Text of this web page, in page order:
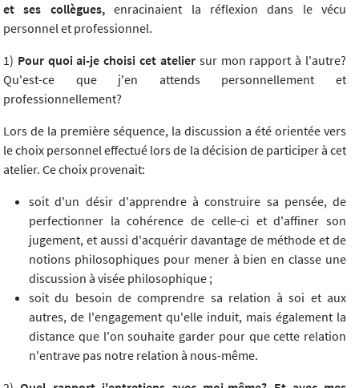
et ses collègues,enracinaient la réflexion dans le vécu
personnel et professionnel.
1) Pour quoi ai-je choisi cet atelier sur mon rapport à l'autre?
Qu'est-ce que j'en attends personnellement et
professionnellement?
Lors de la première séquence, la discussion a été orientée vers
le choix personnel effectué lors de la décision de participer à cet
atelier. Ce choix provenait:
soit d'un désir d'apprendre à construire sa pensée, de
perfectionner la cohérence de celle-ci et d'affiner son
jugement, et aussi d'acquérir davantage de méthode et de
notions philosophiques pour mener à bien en classe une
discussion à visée philosophique ;
soit du besoin de comprendre sa relation à soi et aux
autres, de l'engagement qu'elle induit, mais également la
distance que l'on souhaite garder pour que cette relation
n'entrave pas notre relation à nous-même.